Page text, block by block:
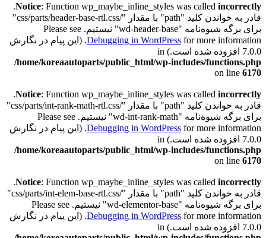
Notice: Function wp_maybe_inline_styles was called incorrectly
.
قادر به خواندن کلید "path" با مقدار "/css/parts/header-base-rtl.css"
برای برگه شیوه‌نامه "wd-header-base" نیستیم. Please see
Debugging in WordPressfor more information. (این پیام در نگارش
7.0.0 افزوده شده است.) in
/home/koreaautoparts/public_html/wp-includes/functions.php
on line 6170
Notice: Function wp_maybe_inline_styles was called incorrectly
.
قادر به خواندن کلید "path" با مقدار "/css/parts/int-rank-math-rtl.css"
برای برگه شیوه‌نامه "wd-int-rank-math" نیستیم. Please see
Debugging in WordPressfor more information. (این پیام در نگارش
7.0.0 افزوده شده است.) in
/home/koreaautoparts/public_html/wp-includes/functions.php
on line 6170
Notice: Function wp_maybe_inline_styles was called incorrectly
.
قادر به خواندن کلید "path" با مقدار "/css/parts/int-elem-base-rtl.css"
برای برگه شیوه‌نامه "wd-elementor-base" نیستیم. Please see
Debugging in WordPressfor more information. (این پیام در نگارش
7.0.0 افزوده شده است.) in